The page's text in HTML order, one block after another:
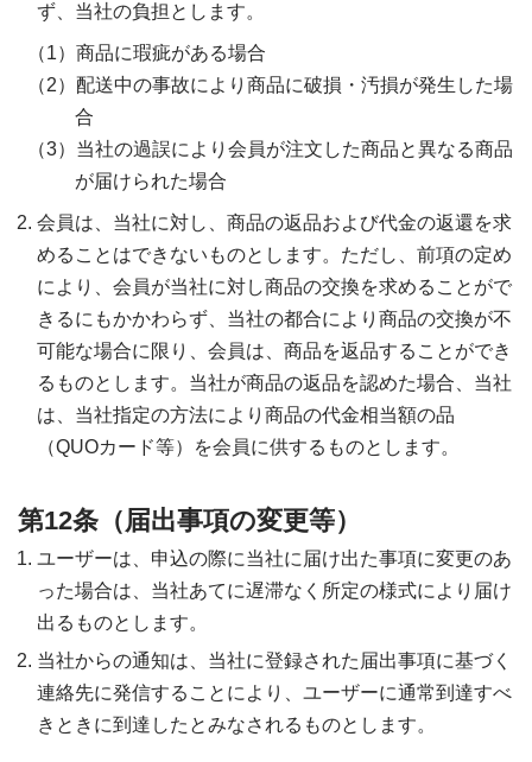
ず、当社の負担とします。
商品に瑕疵がある場合
配送中の事故により商品に破損・汚損が発生した場
合
当社の過誤により会員が注文した商品と異なる商品
が届けられた場合
会員は、当社に対し、商品の返品および代金の返還を求
めることはできないものとします。ただし、前項の定め
により、会員が当社に対し商品の交換を求めることがで
きるにもかかわらず、当社の都合により商品の交換が不
可能な場合に限り、会員は、商品を返品することができ
るものとします。当社が商品の返品を認めた場合、当社
は、当社指定の方法により商品の代金相当額の品
（QUOカード等）を会員に供するものとします。
第12条（届出事項の変更等）
ユーザーは、申込の際に当社に届け出た事項に変更のあ
った場合は、当社あてに遅滞なく所定の様式により届け
出るものとします。
当社からの通知は、当社に登録された届出事項に基づく
連絡先に発信することにより、ユーザーに通常到達すべ
きときに到達したとみなされるものとします。